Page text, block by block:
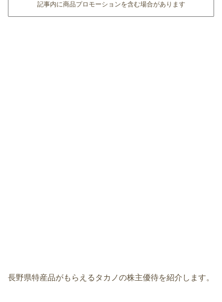
記事内に商品プロモーションを含む場合があります
長野県特産品がもらえるタカノの株主優待を紹介します。